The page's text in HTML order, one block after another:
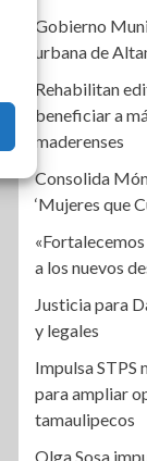
Gobierno
urbana de
Rehabilitan
beneficiar a
maderenses
Consolida
‘Mujeres que
a los nuevos
Justicia para
y legales
Impulsa
para ampliar
tamaulipecos
Olga Sosa